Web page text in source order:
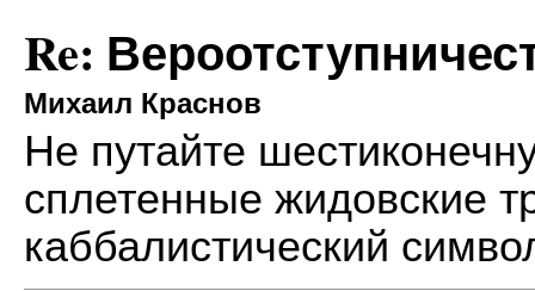
Re:
Михаил Краснов
Не путайте
сплетенные жидовские
каббалистический